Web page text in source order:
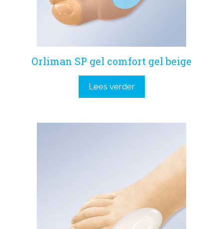
Orliman SP gel comfort gel beige
Lees verder